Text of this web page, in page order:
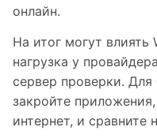
онлайн.
На итог могут влиять
нагрузка у
сервер проверки. Для
закройте
интернет, и сравните